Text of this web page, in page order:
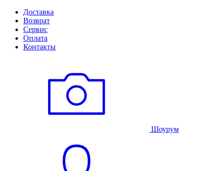
Доставка
Возврат
Сервис
Оплата
Контакты
Шоурум